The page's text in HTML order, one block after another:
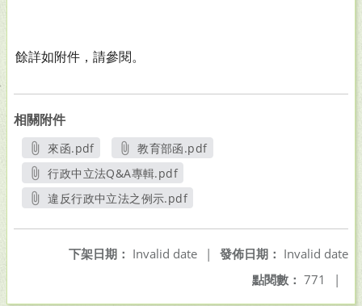
餘詳如附件，請參閱。
相關附件
來函.pdf
另開新視窗
教育部函.pdf
另開新視窗
行政中立法Q&A專輯.pdf
另開新視窗
違反行政中立法之例示.pdf
發佈日期： Invalid date
下架日期： Invalid date
|
點閱數： 771 |